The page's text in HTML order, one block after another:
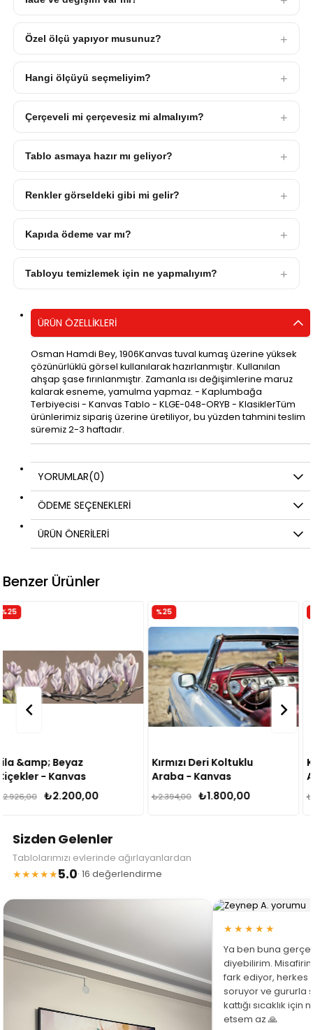
Özel ölçü yapıyor musunuz?
Hangi ölçüyü seçmeliyim?
Çerçeveli mi çerçevesiz mi almalıyım?
Tablo asmaya hazır mı geliyor?
Renkler görseldeki gibi mi gelir?
Kapıda ödeme var mı?
Tabloyu temizlemek için ne yapmalıyım?
ÜRÜN ÖZELLIKLERI
Osman Hamdi Bey, 1906Kanvas tuval kumaş üzerine yüksek
çözünürlüklü görsel kullanılarak hazırlanmıştır. Kullanılan
ahşap şase fırınlanmıştır. Zamanla ısı değişimlerine maruz
kalarak esneme, yamulma yapmaz. - Kaplumbağa
Terbiyecisi - Kanvas Tablo - KLGE-048-ORYB - KlasiklerTüm
ürünlerimiz sipariş üzerine üretiliyor, bu yüzden tahmini teslim
süremiz 2-3 haftadır.
YORUMLAR(0)
ÖDEME SEÇENEKLERI
ÜRÜN ÖNERILERI
Benzer Ürünler
Kırmızı Deri Koltuklu
Araba - Kanvas
Tablo
₺1.800,00
₺2.394,00
%25
Kırmızı Beyaz Klasik
Araba - Kanvas
Tablo
₺1.800,00
₺2.394,00
%25
Sizden Gelenler
Tablolarımızı evlerinde ağırlayanlardan
★★★★★5.0· 16 değerlendirme
★★★★★
Ya ben buna
diyebilirim.
fark ediyor, herkes
soruyor ve gururla
kattığı sıcaklık
etsem az 🙏